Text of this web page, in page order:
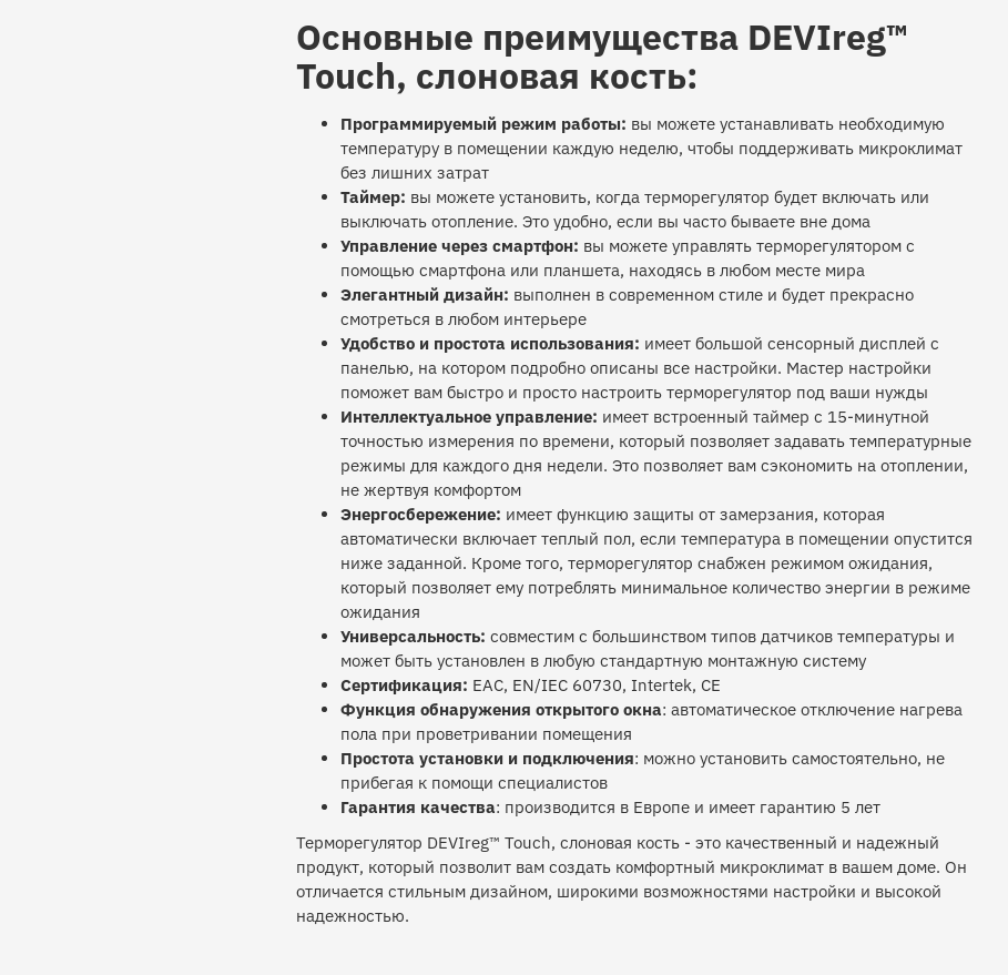
Основные преимущества DEVIreg™
Touch, слоновая кость:
Программируемый режим работы: вы можете устанавливать необходимую
температуру в помещении каждую неделю, чтобы поддерживать микроклимат
без лишних затрат
Таймер: вы можете установить, когда терморегулятор будет включать или
выключать отопление. Это удобно, если вы часто бываете вне дома
Управление через смартфон: вы можете управлять терморегулятором с
помощью смартфона или планшета, находясь в любом месте мира
Элегантный дизайн: выполнен в современном стиле и будет прекрасно
смотреться в любом интерьере
Удобство и простота использования: имеет большой сенсорный дисплей с
панелью, на котором подробно описаны все настройки. Мастер настройки
поможет вам быстро и просто настроить терморегулятор под ваши нужды
Интеллектуальное управление: имеет встроенный таймер с 15-минутной
точностью измерения по времени, который позволяет задавать температурные
режимы для каждого дня недели. Это позволяет вам сэкономить на отоплении,
не жертвуя комфортом
Энергосбережение: имеет функцию защиты от замерзания, которая
автоматически включает теплый пол, если температура в помещении опустится
ниже заданной. Кроме того, терморегулятор снабжен режимом ожидания,
который позволяет ему потреблять минимальное количество энергии в режиме
ожидания
Универсальность: совместим с большинством типов датчиков температуры и
может быть установлен в любую стандартную монтажную систему
Сертификация: EAC, EN/IEC 60730, Intertek, CE
Функция обнаружения открытого окна: автоматическое отключение нагрева
пола при проветривании помещения
Простота установки и подключения: можно установить самостоятельно, не
прибегая к помощи специалистов
Гарантия качества: производится в Европе и имеет гарантию 5 лет
Терморегулятор DEVIreg™ Touch, слоновая кость - это качественный и надежный
продукт, который позволит вам создать комфортный микроклимат в вашем доме. Он
отличается стильным дизайном, широкими возможностями настройки и высокой
надежностью.